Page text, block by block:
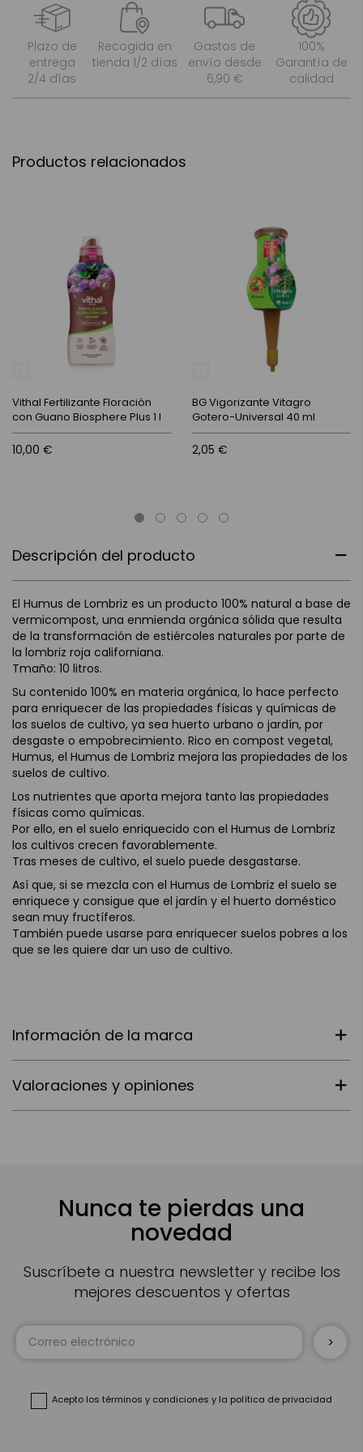
Plazo de
entrega
2/4 días
Recogida en
tienda 1/2 días
Gastos de
envío desde
6,90 €
100%
Garantía de
calidad
Descripción del producto
El Humus de Lombriz es un producto 100% natural a base de
vermicompost, una enmienda orgánica sólida que resulta
de la transformación de estiércoles naturales por parte de
la lombriz roja californiana.
Tmaño: 10 litros.
Su contenido 100% en materia orgánica, lo hace perfecto
para enriquecer de las propiedades físicas y químicas de
los suelos de cultivo, ya sea huerto urbano o jardín, por
desgaste o empobrecimiento. Rico en compost vegetal,
Humus, el Humus de Lombriz mejora las propiedades de los
suelos de cultivo.
Los nutrientes que aporta mejora tanto las propiedades
físicas como químicas.
Por ello, en el suelo enriquecido con el Humus de Lombriz
los cultivos crecen favorablemente.
Tras meses de cultivo, el suelo puede desgastarse.
Así que, si se mezcla con el Humus de Lombriz el suelo se
enriquece y consigue que el jardín y el huerto doméstico
sean muy fructíferos.
También puede usarse para enriquecer suelos pobres a los
que se les quiere dar un uso de cultivo.
Información de la marca
Valoraciones y opiniones
Productos relacionados
Vithal Fertilizante Floración
con Guano Biosphere Plus 1 l
10,00 €
BG Vigorizante Vitagro
Gotero-Universal 40 ml
2,05 €
Nunca te pierdas una
novedad
Suscríbete a nuestra newsletter y recibe los
mejores descuentos y ofertas
Inscríbase
Acepto los términos y condiciones y la política de privacidad